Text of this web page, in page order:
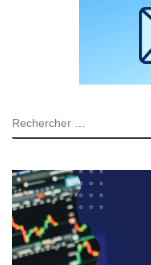
RECHERCHER